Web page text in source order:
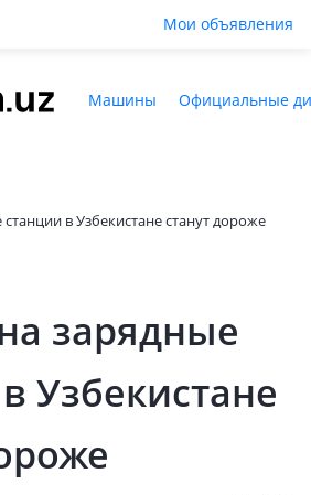
Мои объявления
Машины Официальные
в Узбекистане станут дороже
зарядные
Узбекистане